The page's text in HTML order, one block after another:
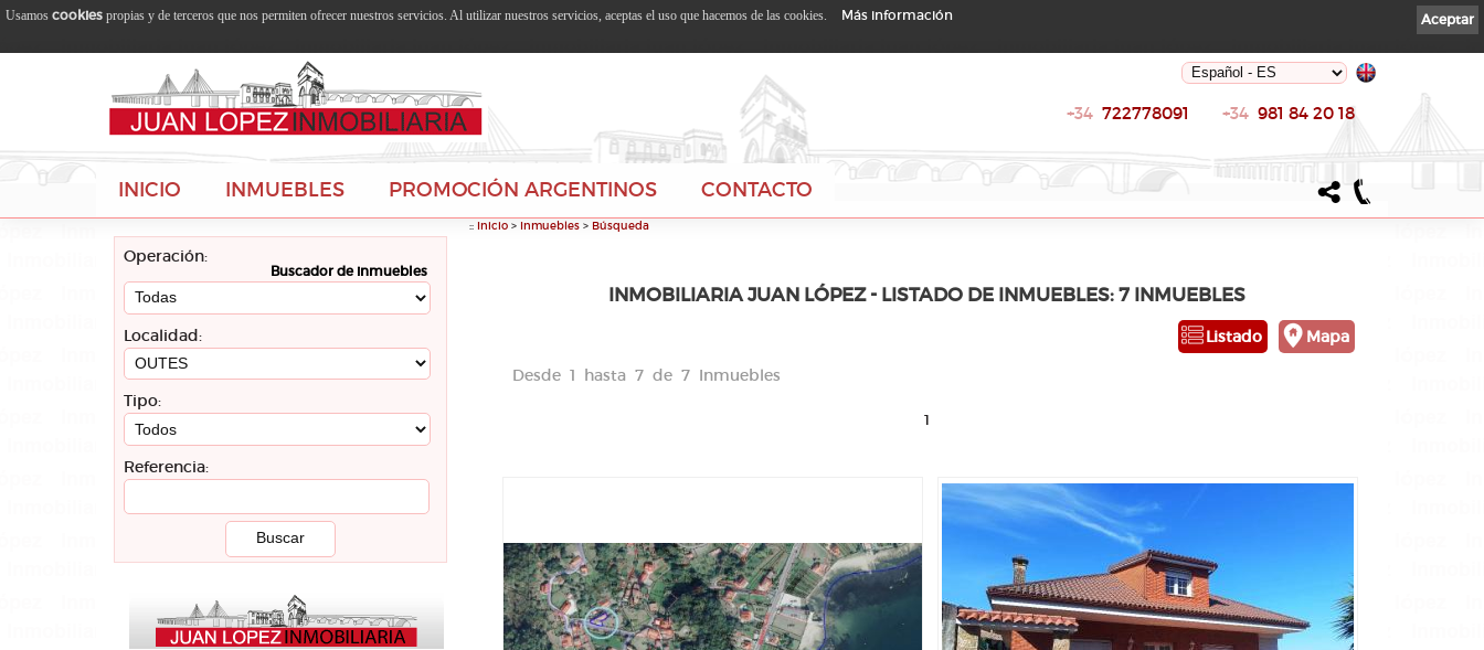
+34 981 84 20 18
+34 722778091
INICIO INMUEBLES PROMOCIÓN ARGENTINOS CONTACTO
Buscador de inmuebles
Operación:
Localidad:
Tipo:
Referencia:
:: Inicio > Inmuebles > Búsqueda
INMOBILIARIA JUAN LÓPEZ - LISTADO DE INMUEBLES: 7 INMUEBLES
Mapa
Listado
Desde 1 hasta 7 de 7 Inmuebles
1
Aceptar
Usamos cookies propias y de terceros que nos permiten ofrecer nuestros servicios. Al utilizar nuestros servicios, aceptas el uso que hacemos de las cookies. Más información